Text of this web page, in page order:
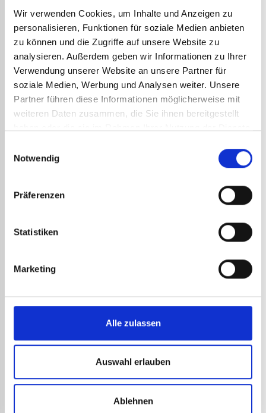
Wir verwenden Cookies, um Inhalte und Anzeigen zu
personalisieren, Funktionen für soziale Medien anbieten
zu können und die Zugriffe auf unsere Website zu
analysieren. Außerdem geben wir Informationen zu Ihrer
Verwendung unserer Website an unsere Partner für
soziale Medien, Werbung und Analysen weiter. Unsere
Partner führen diese Informationen möglicherweise mit
weiteren Daten zusammen, die Sie ihnen bereitgestellt
Notwendig
Präferenzen
Statistiken
Marketing
Alle zulassen
Auswahl erlauben
Ablehnen
Kanälen auf die Grundwerkstoffe fest.
Damit er sich auf den beiden zu lötenden Teilen
verteilen kann, müssen diese perfekt vorbereitet und
gereinigt sein. Jegliche Fettflecken oder
Unebenheiten verhindern das Ausbreiten des
Zusatzwerkstoffs und schwächen das Lot.
Um die Oberflächen nach dem Reinigen und
Entfetten richtig vorzubereiten, sollten Sie sie mit
abreiben. Dadurch entstehen winzige Kratzer, die
das Ausbreiten des Zusatzwerkstoffs fördern und
Schmelzpunkte der
oder Löten verwendeten
Materialien Schmelztemperatur
Zink
419 °C
Aluminium (rein)